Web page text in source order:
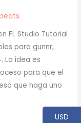
FL Studio Tutorial
para gunnr,
La idea es
para que el
que haga uno
USD